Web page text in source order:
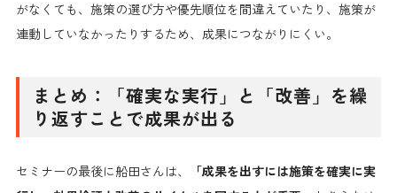
がなくても、施策の選び方や優先順位を間違えていたり、施策が
連動していなかったりするため、成果につながりにくい。
まとめ：「確実な実行」と「改善」を繰
り返すことで成果が出る
セミナーの最後に船田さんは、
「成果を出すには施策を確実に実